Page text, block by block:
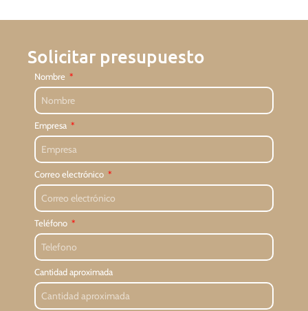
Solicitar presupuesto
Nombre
Empresa
Correo electrónico
Teléfono
Cantidad aproximada